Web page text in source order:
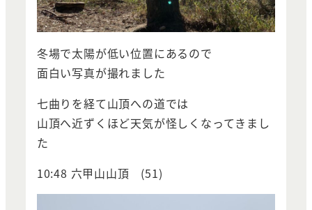
冬場で太陽が低い位置にあるので
面白い写真が撮れました
七曲りを経て山頂への道では
山頂へ近ずくほど天気が怪しくなってきまし
た
10:48 六甲山山頂 (51)